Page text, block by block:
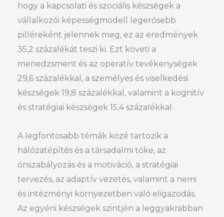
hogy a kapcsolati és szociális készségek a
vállalkozói képességmodell legerősebb
pilléreként jelennek meg, ez az eredmények
35,2 százalékát teszi ki. Ezt követi a
menedzsment és az operatív tevékenységek
29,6 százalékkal, a személyes és viselkedési
készségek 19,8 százalékkal, valamint a kognitív
és stratégiai készségek 15,4 százalékkal.
A legfontosabb témák közé tartozik a
hálózatépítés és a társadalmi tőke, az
önszabályozás és a motiváció, a stratégiai
tervezés, az adaptív vezetés, valamint a nemi
és intézményi környezetben való eligazodás.
Az egyéni készségek szintjén a leggyakrabban